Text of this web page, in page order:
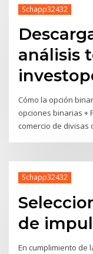
Schapp32432
análisis
Cómo la opción
opciones binarias +
comercio de divisas
Schapp32432
de
En cumplimiento de